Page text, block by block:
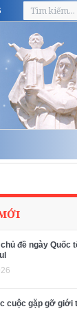
đề ngày Quốc
cuộc gặp gỡ giới